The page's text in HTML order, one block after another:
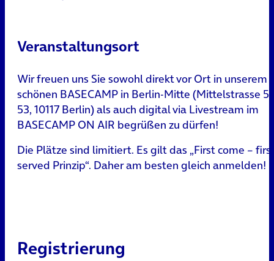
Veranstaltungsort
Wir freuen uns Sie sowohl direkt vor Ort in unserem
schönen BASECAMP in Berlin-Mitte (Mittelstrasse
53, 10117 Berlin) als auch digital via Livestream im
BASECAMP ON AIR begrüßen zu dürfen!
Die Plätze sind limitiert. Es gilt das „First come –
served Prinzip“. Daher am besten gleich anmelden!
Registrierung